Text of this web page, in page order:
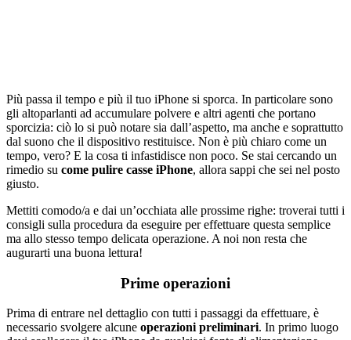
Più passa il tempo e più il tuo iPhone si sporca. In particolare sono
gli altoparlanti ad accumulare polvere e altri agenti che portano
sporcizia: ciò lo si può notare sia dall’aspetto, ma anche e soprattutto
dal suono che il dispositivo restituisce. Non è più chiaro come un
tempo, vero? E la cosa ti infastidisce non poco. Se stai cercando un
rimedio su come pulire casse iPhone, allora sappi che sei nel posto
giusto.
Mettiti comodo/a e dai un’occhiata alle prossime righe: troverai tutti i
consigli sulla procedura da eseguire per effettuare questa semplice
ma allo stesso tempo delicata operazione. A noi non resta che
augurarti una buona lettura!
Prime operazioni
Prima di entrare nel dettaglio con tutti i passaggi da effettuare, è
necessario svolgere alcune operazioni preliminari. In primo luogo